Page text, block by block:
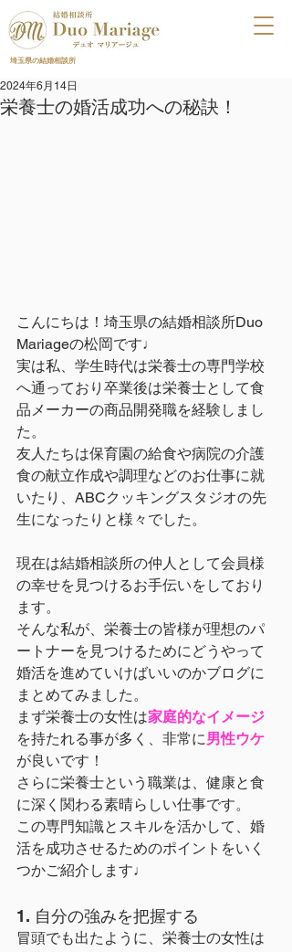
埼玉県の結婚相談所
栄養士の婚活成功への秘訣！
2024年6月14日
こんにちは！埼玉県の結婚相談所Duo
Mariageの松岡です♩
実は私、学生時代は栄養士の専門学校
へ通っており卒業後は栄養士として食
品メーカーの商品開発職を経験しまし
た。
友人たちは保育園の給食や病院の介護
食の献立作成や調理などのお仕事に就
いたり、ABCクッキングスタジオの先
生になったりと様々でした。
現在は結婚相談所の仲人として会員様
の幸せを見つけるお手伝いをしており
ます。
そんな私が、栄養士の皆様が理想のパ
ートナーを見つけるためにどうやって
婚活を進めていけばいいのかブログに
まとめてみました。
まず栄養士の女性は家庭的なイメージ
を持たれる事が多く、非常に男性ウケ
が良いです！
さらに栄養士という職業は、健康と食
に深く関わる素晴らしい仕事です。
この専門知識とスキルを活かして、婚
活を成功させるためのポイントをいく
つかご紹介します♩
1. 自分の強みを把握する
冒頭でも出たように、栄養士の女性は